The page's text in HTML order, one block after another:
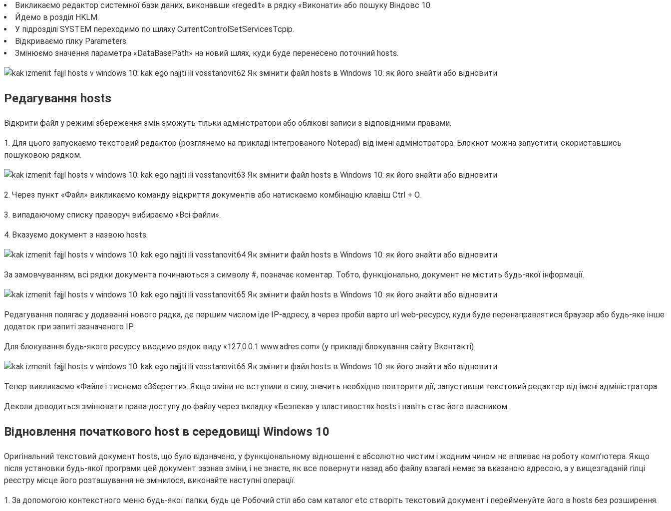
Викликаємо редактор системної бази даних, виконавши «regedit» в рядку «Виконати» або пошуку Віндовс 10.
Йдемо в розділ HKLM.
У підрозділі SYSTEM переходимо по шляху CurrentControlSetServicesTcpip.
Відкриваємо гілку Parameters.
Змінюємо значення параметра «DataBasePath» на новий шлях, куди буде перенесено поточний hosts.
Редагування hosts
Відкрити файл у режимі збереження змін зможуть тільки адміністратори або облікові записи з відповідними правами.
1. Для цього запускаємо текстовий редактор (розглянемо на прикладі інтегрованого Notepad) від імені адміністратора. Блокнот можна запустити, скориставшись
пошуковою рядком.
2. Через пункт «Файл» викликаємо команду відкриття документів або натискаємо комбінацію клавіш Ctrl + O.
3. випадаючому списку праворуч вибираємо «Всі файли».
4. Вказуємо документ з назвою hosts.
За замовчуванням, всі рядки документа починаються з символу #, позначає коментар. Тобто, функціонально, документ не містить будь-якої інформації.
Редагування полягає у додаванні нового рядка, де першим числом іде IP-адресу, а через пробіл варто url web-ресурсу, куди буде перенаправлятися браузер або будь-яке інше
додаток при запиті зазначеного IP.
Для блокування будь-якого ресурсу вводимо рядок виду «127.0.0.1 www.adres.com» (у прикладі блокування сайту Вконтакті).
Тепер викликаємо «Файл» і тиснемо «Зберегти». Якщо зміни не вступили в силу, значить необхідно повторити дії, запустивши текстовий редактор від імені адміністратора.
Деколи доводиться змінювати права доступу до файлу через вкладку «Безпека» у властивостях hosts і навіть стає його власником.
Відновлення початкового host в середовищі Windows 10
Оригінальний текстовий документ hosts, що було відзначено, у функціональному відношенні є абсолютно чистим і жодним чином не впливає на роботу комп’ютера. Якщо
після установки будь-якої програми цей документ зазнав зміни, і не знаєте, як все повернути назад або файлу взагалі немає за вказаною адресою, а у вищезгаданій гілці
реєстру місце його розташування не змінилося, виконайте наступні операції.
1. За допомогою контекстного меню будь-якої папки, будь це Робочий стіл або сам каталог etc створіть текстовий документ і перейменуйте його в hosts без розширення.